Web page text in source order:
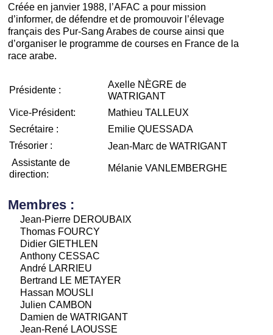
Créée en janvier 1988, l’AFAC a pour mission
d’informer, de défendre et de promouvoir l’élevage
français des Pur-Sang Arabes de course ainsi que
d’organiser le programme de courses en France de la
race arabe.
Présidente :
Axelle NÈGRE de
WATRIGANT
Vice-Président:
Mathieu TALLEUX
Secrétaire :
Emilie QUESSADA
Trésorier :
Jean-Marc de WATRIGANT
Assistante de
direction:
Mélanie VANLEMBERGHE
Membres :
Jean-Pierre DEROUBAIX
Thomas FOURCY
Didier GIETHLEN
Anthony CESSAC
André LARRIEU
Bertrand LE METAYER
Hassan MOUSLI
Julien CAMBON
Damien de WATRIGANT
Jean-René LAOUSSE